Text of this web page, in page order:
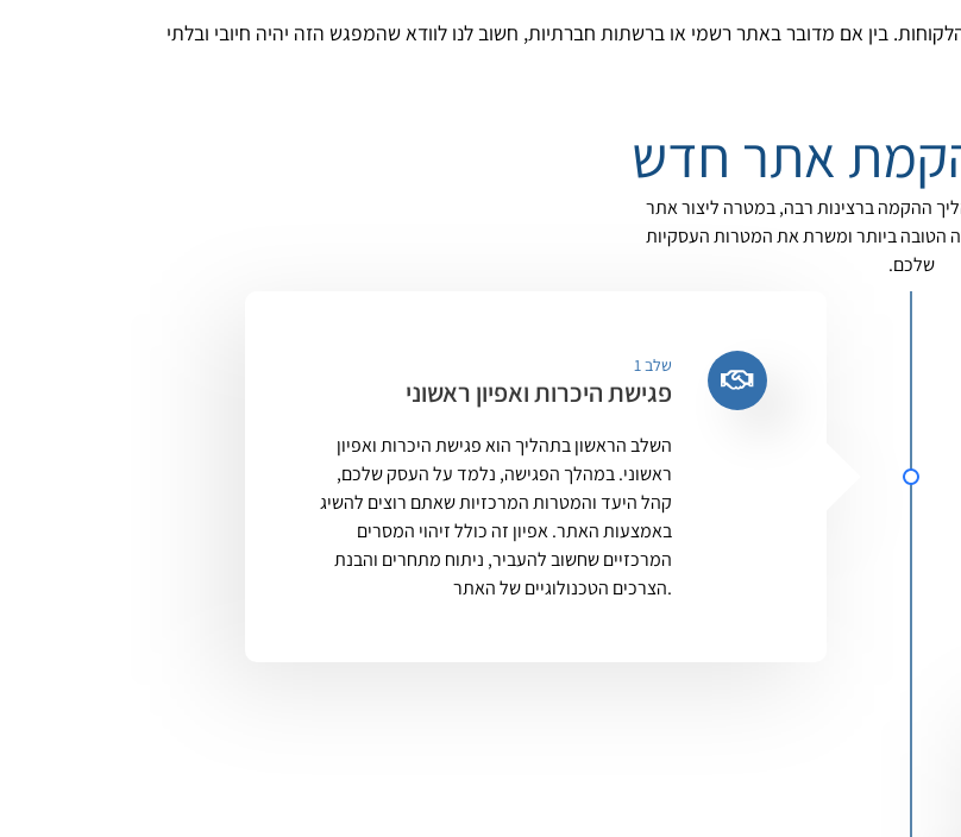
בין אם מדובר באתר רשמי או ברשתות חברתיות, חשוב לנו לוודא שהמפגש הזה יהיה חיובי ובלתי
אתר חדש
ההקמה ברצינות רבה, במטרה ליצור אתר
ביותר ומשרת את המטרות העסקיות
שלכם.
שלב 1
פגישת היכרות ואפיון ראשוני
השלב הראשון בתהליך הוא פגישת היכרות ואפיון
ראשוני. במהלך הפגישה, נלמד על העסק שלכם,
קהל היעד והמטרות המרכזיות שאתם רוצים להשיג
באמצעות האתר. אפיון זה כולל זיהוי המסרים
המרכזיים שחשוב להעביר, ניתוח מתחרים והבנת
הצרכים הטכנולוגיים של האתר.